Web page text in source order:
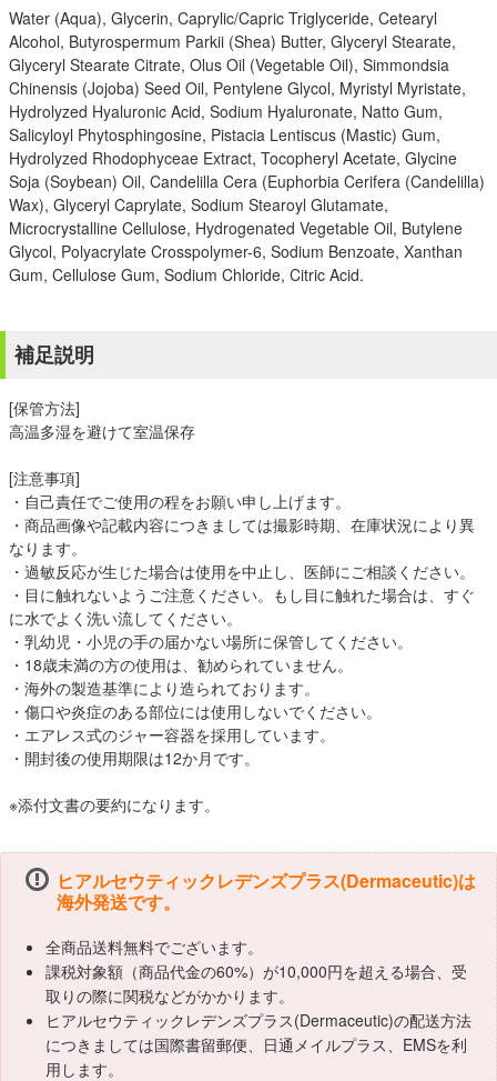
Water (Aqua), Glycerin, Caprylic/Capric Triglyceride, Cetearyl
Alcohol, Butyrospermum Parkii (Shea) Butter, Glyceryl Stearate,
Glyceryl Stearate Citrate, Olus Oil (Vegetable Oil), Simmondsia
Chinensis (Jojoba) Seed Oil, Pentylene Glycol, Myristyl Myristate,
Hydrolyzed Hyaluronic Acid, Sodium Hyaluronate, Natto Gum,
Salicyloyl Phytosphingosine, Pistacia Lentiscus (Mastic) Gum,
Hydrolyzed Rhodophyceae Extract, Tocopheryl Acetate, Glycine
Soja (Soybean) Oil, Candelilla Cera (Euphorbia Cerifera (Candelilla)
Wax), Glyceryl Caprylate, Sodium Stearoyl Glutamate,
Microcrystalline Cellulose, Hydrogenated Vegetable Oil, Butylene
Glycol, Polyacrylate Crosspolymer-6, Sodium Benzoate, Xanthan
Gum, Cellulose Gum, Sodium Chloride, Citric Acid.
補足説明
[保管方法]
高温多湿を避けて室温保存
[注意事項]
・自己責任でご使用の程をお願い申し上げます。
・商品画像や記載内容につきましては撮影時期、在庫状況により異
なります。
・過敏反応が生じた場合は使用を中止し、医師にご相談ください。
・目に触れないようご注意ください。もし目に触れた場合は、すぐ
に水でよく洗い流してください。
・乳幼児・小児の手の届かない場所に保管してください。
・18歳未満の方の使用は、勧められていません。
・海外の製造基準により造られております。
・傷口や炎症のある部位には使用しないでください。
・エアレス式のジャー容器を採用しています。
・開封後の使用期限は12か月です。
※添付文書の要約になります。
ヒアルセウティックレデンズプラス(Dermaceutic)は
海外発送です。
全商品送料無料でございます。
課税対象額（商品代金の60%）が10,000円を超える場合、受
取りの際に関税などがかかります。
ヒアルセウティックレデンズプラス(Dermaceutic)の配送方法
につきましては国際書留郵便、日通メイルプラス、EMSを利
用します。